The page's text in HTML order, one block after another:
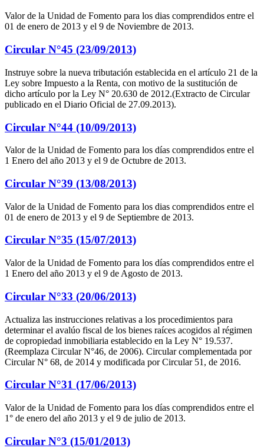
Valor de la Unidad de Fomento para los dias comprendidos entre el
01 de enero de 2013 y el 9 de Noviembre de 2013.
Circular N°45 (23/09/2013)
Instruye sobre la nueva tributación establecida en el artículo 21 de la
Ley sobre Impuesto a la Renta, con motivo de la sustitución de
dicho artículo por la Ley N° 20.630 de 2012.(Extracto de Circular
publicado en el Diario Oficial de 27.09.2013).
Circular N°44 (10/09/2013)
Valor de la Unidad de Fomento para los días comprendidos entre el
1 Enero del año 2013 y el 9 de Octubre de 2013.
Circular N°39 (13/08/2013)
Valor de la Unidad de Fomento para los dias comprendidos entre el
01 de enero de 2013 y el 9 de Septiembre de 2013.
Circular N°35 (15/07/2013)
Valor de la Unidad de Fomento para los días comprendidos entre el
1 Enero del año 2013 y el 9 de Agosto de 2013.
Circular N°33 (20/06/2013)
Actualiza las instrucciones relativas a los procedimientos para
determinar el avalúo fiscal de los bienes raíces acogidos al régimen
de copropiedad inmobiliaria establecido en la Ley N° 19.537.
(Reemplaza Circular N°46, de 2006). Circular complementada por
Circular N° 68, de 2014 y modificada por Circular 51, de 2016.
Circular N°31 (17/06/2013)
Valor de la Unidad de Fomento para los días comprendidos entre el
1° de enero del año 2013 y el 9 de julio de 2013.
Circular N°3 (15/01/2013)